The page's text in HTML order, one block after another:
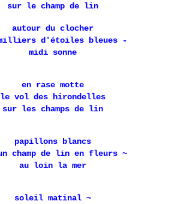
sur le champ de lin
autour du clocher
d'étoiles bleues -
midi sonne
en rase motte
le vol des hirondelles
sur les champs de lin
papillons blancs
champ de lin en fleurs ~
au loin la mer
soleil matinal ~